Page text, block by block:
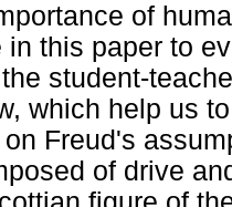
of
in this paper to
student-
which help us
Freud's
of drive